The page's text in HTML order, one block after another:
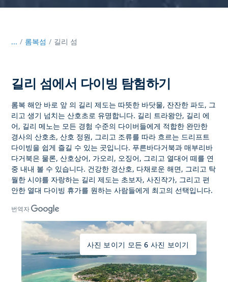
... / 롬복섬 길리 섬
길리 섬에서 다이빙 탐험하기
롬복 해안 바로 앞 의 길리 제도는 따뜻한 바닷물, 잔잔한 파도, 그
리고 생기 넘치는 산호초로 유명합니다. 길리 트라왕안, 길리 에
어, 길리 메노는 모든 경험 수준의 다이버들에게 적합한 완만한
경사의 산호초, 산호 정원, 그리고 조류를 따라 흐르는 드리프트
다이빙을 쉽게 즐길 수 있는 곳입니다. 푸른바다거북과 매부리바
다거북은 물론, 산호상어, 가오리, 오징어, 그리고 열대어 떼를 연
중 내내 볼 수 있습니다. 건강한 경산호, 다채로운 해면, 그리고 탁
월한 시야를 자랑하는 길리 제도는 초보자, 사진작가, 그리고 편
안한 열대 다이빙 휴가를 원하는 사람들에게 최고의 선택입니다.
번역자
사진 보이기 모든 6 사진 보이기